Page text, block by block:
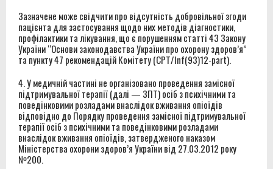
Зазначене може свідчити про відсутність добровільної згоди
пацієнта для застосування щодо них методів діагностики,
профілактики та лікування, що є порушенням статті 43 Закону
України “Основи законодавства України про охорону здоров’я”
та пункту 47 рекомендацій Комітету (CPT/Inf(93)12-part).
4. У медичній частині не організовано проведення замісної
підтримувальної терапії (далі — ЗПТ) осіб з психічними та
поведінковими розладами внаслідок вживання опіоїдів
відповідно до Порядку проведення замісної підтримувальної
терапії осіб з психічними та поведінковими розладами
внаслідок вживання опіоїдів, затвердженого наказом
Міністерства охорони здоров’я України від 27.03.2012 року
№200.